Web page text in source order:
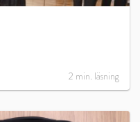
2 min. läsning